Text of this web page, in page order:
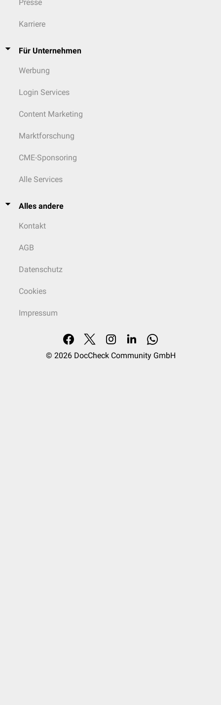
Presse
Karriere
Für Unternehmen
Werbung
Login Services
Content Marketing
Marktforschung
CME-Sponsoring
Alle Services
Alles andere
Kontakt
AGB
Datenschutz
Cookies
Impressum
© 2026 DocCheck Community GmbH